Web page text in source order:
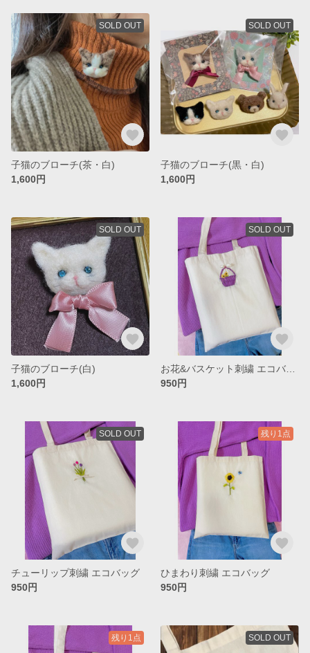
SOLD OUT
子猫のブローチ(茶・白)
1,600円
SOLD OUT
子猫のブローチ(黒・白)
1,600円
SOLD OUT
子猫のブローチ(白)
1,600円
SOLD OUT
950円
SOLD OUT
チューリップ刺繍 エコバッグ
950円
残り1点
ひまわり刺繍 エコバッグ
950円
残り1点 SOLD OUT